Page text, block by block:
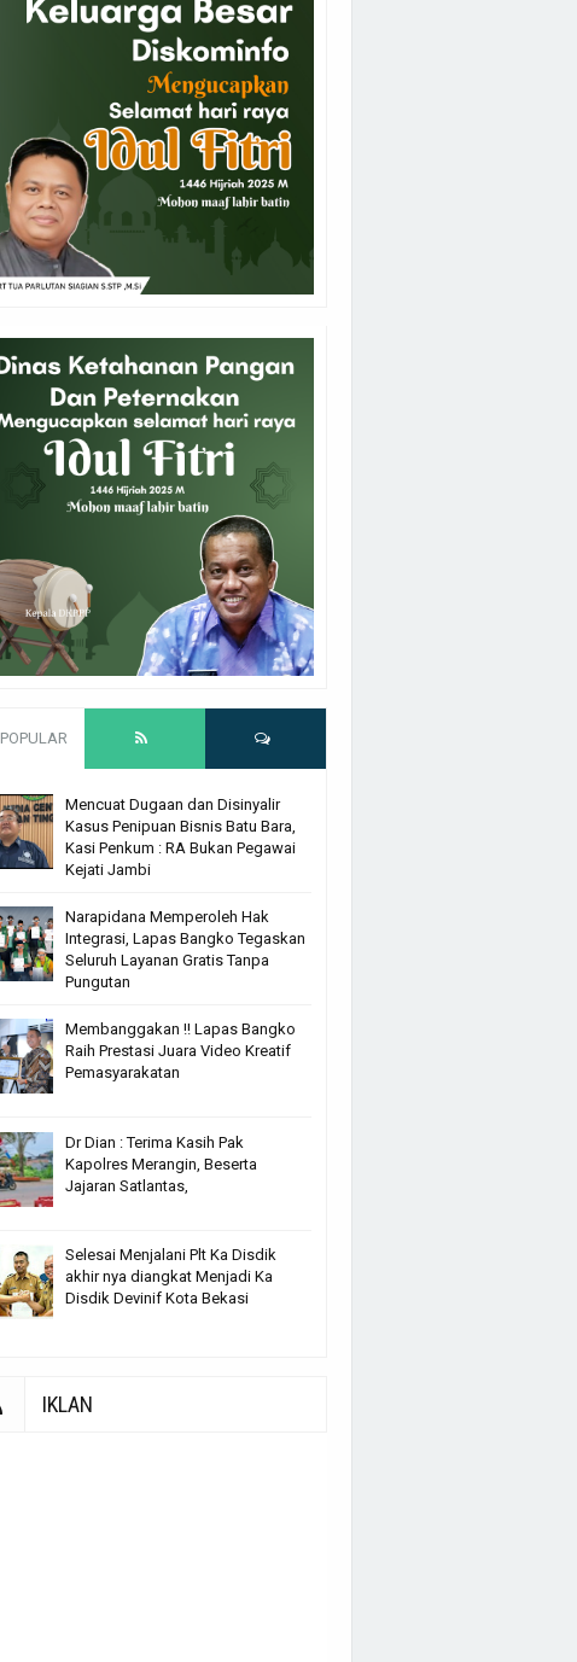
POPULAR
Mencuat Dugaan dan Disinyalir
Kasus Penipuan Bisnis Batu Bara,
Kasi Penkum : RA Bukan Pegawai
Kejati Jambi
Narapidana Memperoleh Hak
Integrasi, Lapas Bangko Tegaskan
Seluruh Layanan Gratis Tanpa
Pungutan
Membanggakan !! Lapas Bangko
Raih Prestasi Juara Video Kreatif
Pemasyarakatan
Dr Dian : Terima Kasih Pak
Kapolres Merangin, Beserta
Jajaran Satlantas,
Selesai Menjalani Plt Ka Disdik
akhir nya diangkat Menjadi Ka
Disdik Devinif Kota Bekasi
IKLAN